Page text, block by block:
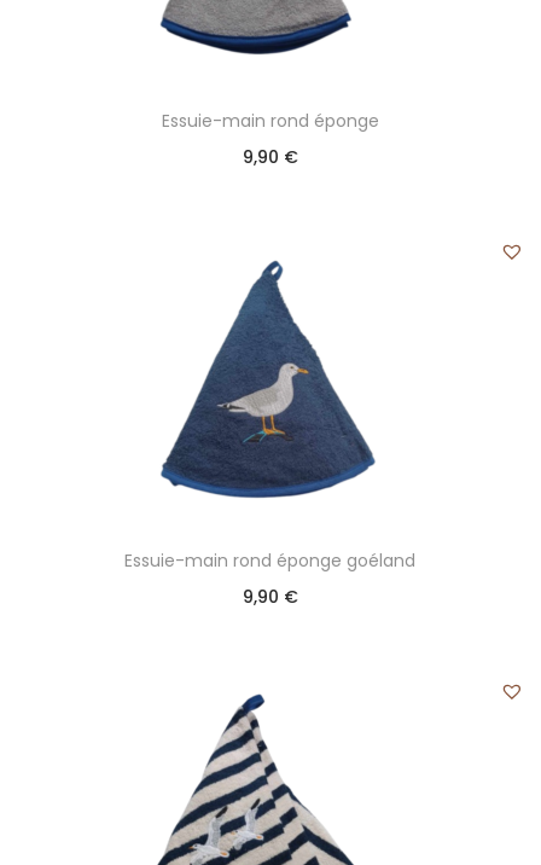
Essuie-main rond éponge
9,90 €
Essuie-main rond éponge goéland
9,90 €